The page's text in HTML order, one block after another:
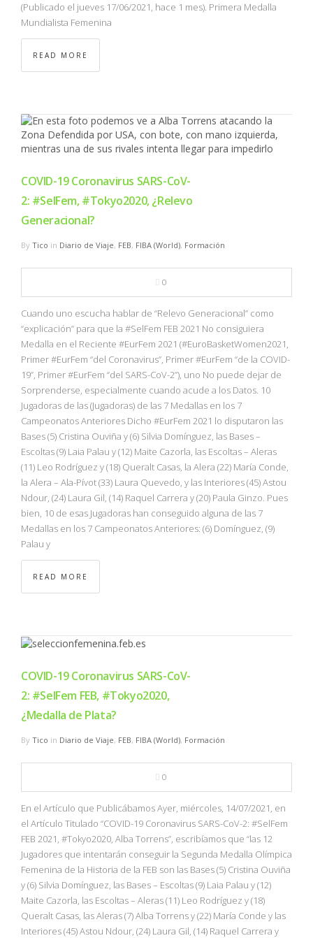
(Publicado el jueves 17/06/2021, hace 1 mes). Primera Medalla
Mundialista Femenina
READ MORE
COVID-19 Coronavirus SARS-CoV-
2: #SelFem, #Tokyo2020, ¿Relevo
Generacional?
By Tico in Diario de Viaje, FEB, FIBA (World), Formación
0
Cuando uno escucha hablar de “Relevo Generacional” como
“explicación” para que la #SelFem FEB 2021 No consiguiera
Medalla en el Reciente #EurFem 2021 (#EuroBasketWomen2021,
Primer #EurFem “del Coronavirus”, Primer #EurFem “de la COVID-
19”, Primer #EurFem “del SARS-CoV-2”), uno No puede dejar de
Sorprenderse, especialmente cuando acude a los Datos. 10
Jugadoras de las (Jugadoras) de las 7 Medallas en los 7
Campeonatos Anteriores Dicho #EurFem 2021 lo disputaron las
Bases (5) Cristina Ouviña y (6) Silvia Domínguez, las Bases –
Escoltas (9) Laia Palau y (12) Maite Cazorla, las Escoltas – Aleras
(11) Leo Rodríguez y (18) Queralt Casas, la Alera (22) María Conde,
la Alera – Ala-Pívot (33) Laura Quevedo, y las Interiores (45) Astou
Ndour, (24) Laura Gil, (14) Raquel Carrera y (20) Paula Ginzo. Pues
bien, 10 de esas Jugadoras han conseguido alguna de las 7
Medallas en los 7 Campeonatos Anteriores: (6) Domínguez, (9)
Palau y
READ MORE
COVID-19 Coronavirus SARS-CoV-
2: #SelFem FEB, #Tokyo2020,
¿Medalla de Plata?
By Tico in Diario de Viaje, FEB, FIBA (World), Formación
0
En el Artículo que Publicábamos Ayer, miércoles, 14/07/2021, en
el Artículo Titulado “COVID-19 Coronavirus SARS-CoV-2: #SelFem
FEB 2021, #Tokyo2020, Alba Torrens”, escribíamos que “las 12
Jugadores que intentarán conseguir la Segunda Medalla Olímpica
Femenina de la Historia de la FEB son las Bases (5) Cristina Ouviña
y (6) Silvia Domínguez, las Bases – Escoltas (9) Laia Palau y (12)
Maite Cazorla, las Escoltas – Aleras (11) Leo Rodríguez y (18)
Queralt Casas, las Aleras (7) Alba Torrens y (22) María Conde y las
Interiores (45) Astou Ndour, (24) Laura Gil, (14) Raquel Carrera y